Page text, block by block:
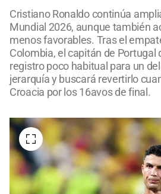
Cristiano Ronaldo continúa
Mundial 2026, aunque también
menos favorables. Tras el
Colombia, el capitán de Portugal
registro poco habitual para un
jerarquía y buscará revertirlo
Croacia por los 16avos de final.